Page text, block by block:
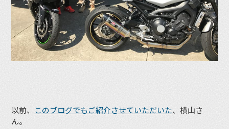
以前、 このブログでもご紹介させていただいた、横山さ
ん。